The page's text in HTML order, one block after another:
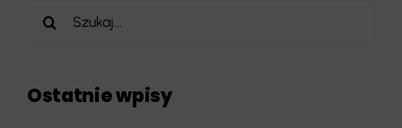
Szukaj
Ostatnie wpisy